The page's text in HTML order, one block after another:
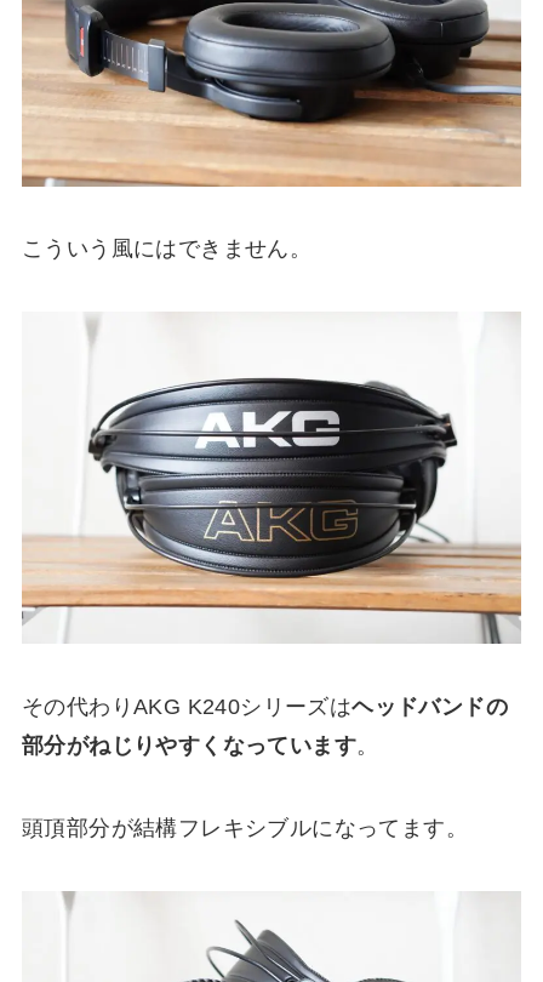
こういう風にはできません。
その代わりAKG K240シリーズはヘッドバンドの
部分がねじりやすくなっています。
頭頂部分が結構フレキシブルになってます。